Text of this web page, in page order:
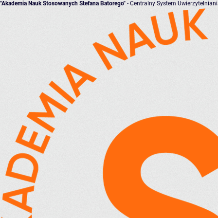
"Akademia Nauk Stosowanych Stefana Batorego" - Centralny System